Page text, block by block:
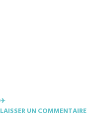
✈︎
LAISSER UN COMMENTAIRE